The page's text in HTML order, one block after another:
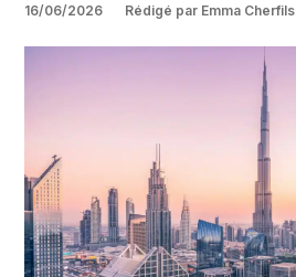
16/06/2026 Rédigé par Emma Cherfils